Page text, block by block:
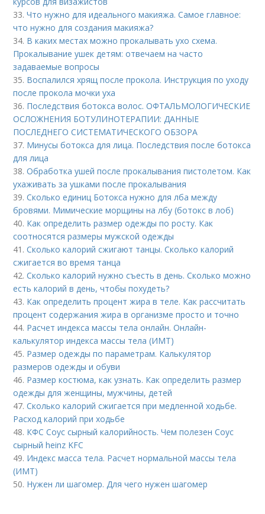
33.Что нужно для идеального макияжа. Самое главное:
что нужно для создания макияжа?
34. В каких местах можно прокалывать ухо схема.
Прокалывание ушек детям: отвечаем на часто
задаваемые вопросы
35. Воспалился хрящ после прокола. Инструкция по уходу
после прокола мочки уха
36. Последствия ботокса волос. ОФТАЛЬМОЛОГИЧЕСКИЕ
ОСЛОЖНЕНИЯ БОТУЛИНОТЕРАПИИ: ДАННЫЕ
ПОСЛЕДНЕГО СИСТЕМАТИЧЕСКОГО ОБЗОРА
37. Минусы ботокса для лица. Последствия после ботокса
для лица
38.Обработка ушей после прокалывания пистолетом. Как
ухаживать за ушками после прокалывания
39.Сколько единиц Ботокса нужно для лба между
бровями. Мимические морщины на лбу (ботокс в лоб)
40. Как определить размер одежды по росту. Как
соотносятся размеры мужской одежды
41.Сколько калорий сжигают танцы. Сколько калорий
сжигается во время танца
42.Сколько калорий нужно съесть в день. Сколько можно
есть калорий в день, чтобы похудеть?
43. Как определить процент жира в теле. Как рассчитать
процент содержания жира в организме просто и точно
44. Расчет индекса массы тела онлайн. Онлайн-
калькулятор индекса массы тела (ИМТ)
45. Размер одежды по параметрам. Калькулятор
размеров одежды и обуви
46. Размер костюма, как узнать. Как определить размер
одежды для женщины, мужчины, детей
47.Сколько калорий сжигается при медленной ходьбе.
Расход калорий при ходьбе
48. КФС Соус сырный калорийность. Чем полезен Соус
сырный heinz KFC
49. Индекс масса тела. Расчет нормальной массы тела
(ИМТ)
50. Нужен ли шагомер. Для чего нужен шагомер